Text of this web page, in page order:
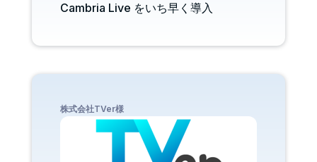
Cambria Live をいち早く導入
株式会社TVer様